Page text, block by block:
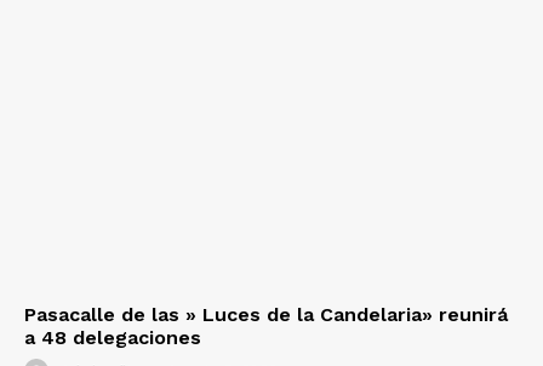
Pasacalle de las » Luces de la Candelaria» reunirá
a 48 delegaciones